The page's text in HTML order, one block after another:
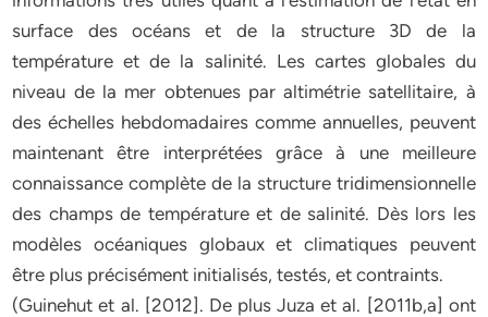
surface des océans et de la structure 3D de la
température et de la salinité. Les cartes globales du
niveau de la mer obtenues par altimétrie satellitaire, à
des échelles hebdomadaires comme annuelles, peuvent
maintenant être interprétées grâce à une meilleure
connaissance complète de la structure tridimensionnelle
des champs de température et de salinité. Dès lors les
modèles océaniques globaux et climatiques peuvent
être plus précisément initialisés, testés, et contraints.
(Guinehut et al. [2012]. De plus Juza et al. [2011b,a] ont